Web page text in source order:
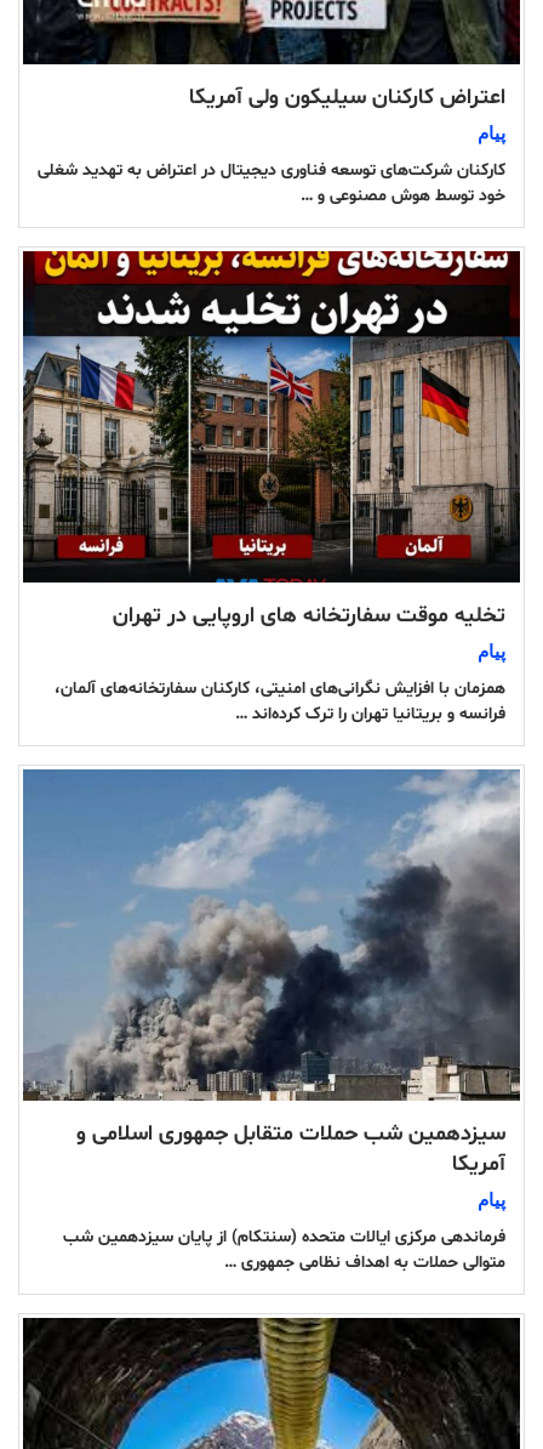
اعتراض کارکنان سیلیکون ولی آمریکا
پیام
کارکنان شرکت‌های توسعه فناوری دیجیتال در اعتراض به تهدید شغلی
خود توسط هوش مصنوعی و …
تخلیه موقت سفارتخانه های اروپایی در تهران
پیام
همزمان با افزایش نگرانی‌های امنیتی، کارکنان سفارتخانه‌های آلمان،
فرانسه و بریتانیا تهران را ترک کرده‌اند …
سیزدهمین شب حملات متقابل جمهوری اسلامی و
آمریکا
پیام
فرماندهی مرکزی ایالات متحده (سنتکام) از پایان سیزدهمین شب
متوالی حملات به اهداف نظامی جمهوری …